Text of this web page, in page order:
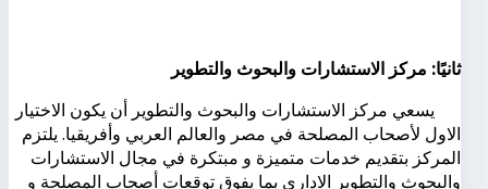
ثانيًا: مركز الاستشارات والبحوث والتطوير
يسعي مركز الاستشارات والبحوث والتطوير أن يكون الاختيار
الاول لأصحاب المصلحة في مصر والعالم العربي وأفريقيا. يلتزم
المركز بتقديم خدمات متميزة و مبتكرة في مجال الاستشارات
والبحوث والتطوير الاداري بما يفوق توقعات أصحاب المصلحة و